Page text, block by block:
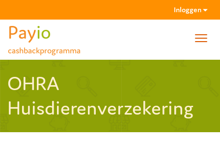
Inloggen
Payio
cashbackprogramma
OHRA
Huisdierenverzekering